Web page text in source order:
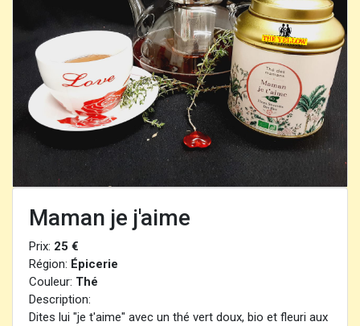
Maman je j'aime
Prix: 25 €
Région: Épicerie
Couleur: Thé
Description:
Dites lui "je t'aime" avec un thé vert doux, bio et fleuri aux